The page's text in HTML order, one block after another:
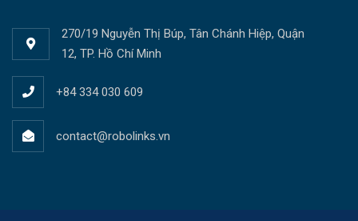
270/19 Nguyễn Thị Búp, Tân Chánh Hiệp, Quận
12, TP. Hồ Chí Minh
+84 334 030 609
contact@robolinks.vn